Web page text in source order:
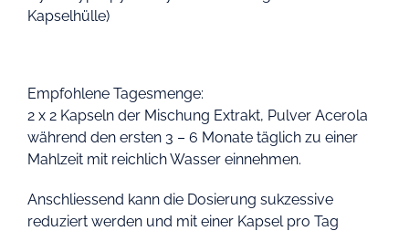
Kapselhülle)
Empfohlene Tagesmenge:
2 x 2 Kapseln der Mischung Extrakt, Pulver Acerola
während den ersten 3 – 6 Monate täglich zu einer
Mahlzeit mit reichlich Wasser einnehmen.
Anschliessend kann die Dosierung sukzessive
reduziert werden und mit einer Kapsel pro Tag